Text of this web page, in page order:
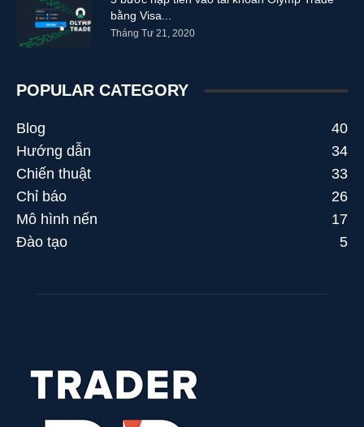
bằng Visa...
Tháng Tư 21, 2020
POPULAR CATEGORY
Blog
40
Hướng dẫn
34
Chiến thuật
33
Chỉ báo
26
Mô hình nến
17
Đào tạo
5